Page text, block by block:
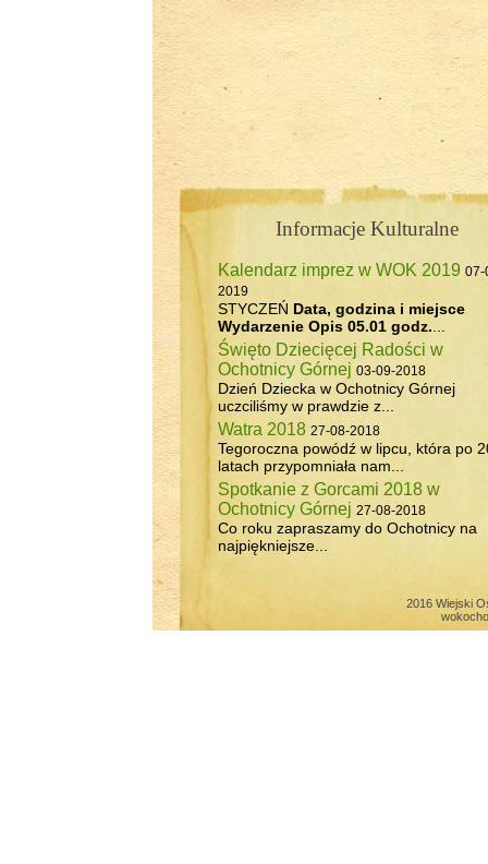
Informacje Kulturalne
Kalendarz imprez w WOK 2019 07-
2019
STYCZEŃ Data, godzina i miejsce
Wydarzenie Opis 05.01 godz.
Święto Dziecięcej Radości w
Ochotnicy Górnej 03-09-2018
Dzień Dziecka w Ochotnicy Górnej
uczciliśmy w prawdzie z...
Watra 2018 27-08-2018
Tegoroczna powódź w lipcu, która po
latach przypomniała nam...
Spotkanie z Gorcami 2018 w
Ochotnicy Górnej 27-08-2018
Co roku zapraszamy do Ochotnicy na
najpiękniejsze...
2016 Wiejski